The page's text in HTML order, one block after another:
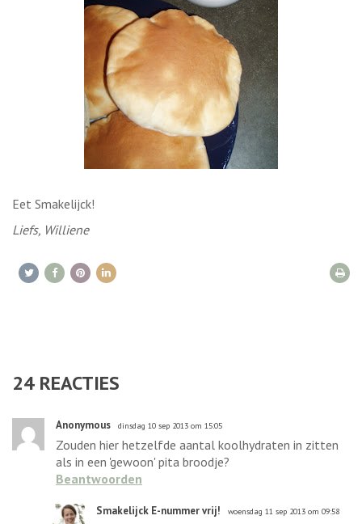
Eet Smakelijck!
Liefs, Williene
24 REACTIES
Anonymous dinsdag 10 sep 2013 om 15:05
Zouden hier hetzelfde aantal koolhydraten in zitten
als in een 'gewoon' pita broodje?
Beantwoorden
Smakelijck E-nummer vrij! woensdag 11 sep 2013 om 09:58